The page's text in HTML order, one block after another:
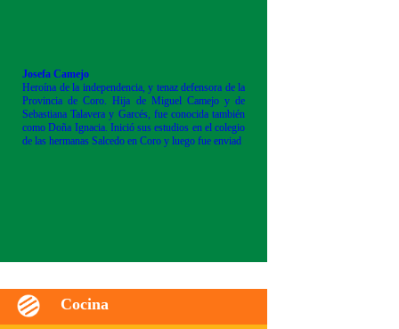
Josefa Camejo
Heroína de la independencia, y tenaz defensora de la
Provincia de Coro. Hija de Miguel Camejo y de
Sebastiana Talavera y Garcés, fue conocida también
como Doña Ignacia. Inició sus estudios en el colegio
de las hermanas Salcedo en Coro y luego fue enviad
Cocina